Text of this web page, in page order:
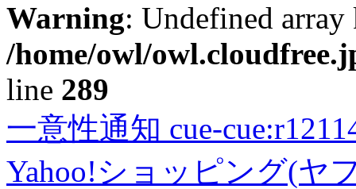
Warning: Undefined
/home/owl/
line 289
一意性通知 cue-
Yahoo!ショッピング(ヤ